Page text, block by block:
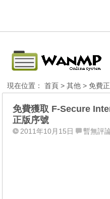
現在位置：首頁 >其他 >免費
免費獲取 F-Secure
正版序號
2011年10月15日 暫無評